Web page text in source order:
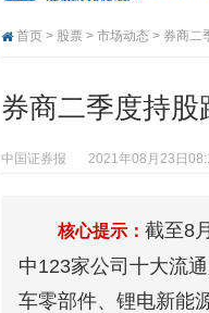
首页 > 股票 > 市场动态 > 券商二
券商二季度持股
中国证券报 2021年08月23日
核心提示： 截至8
中123家公司十大流
车零部件、锂电新能